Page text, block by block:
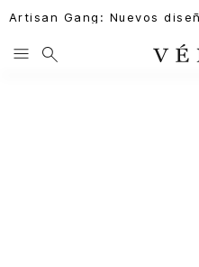
Artisan Gang: Nuevos